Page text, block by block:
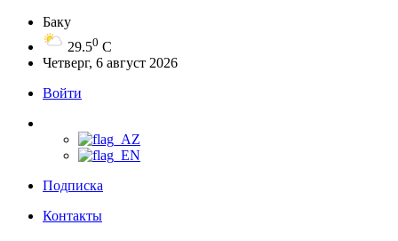
Баку
29.50 C
Четверг, 6 август 2026
Войти
Подписка
Контакты